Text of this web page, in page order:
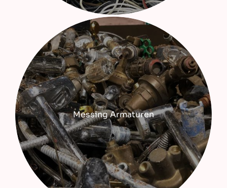
Messing Armaturen